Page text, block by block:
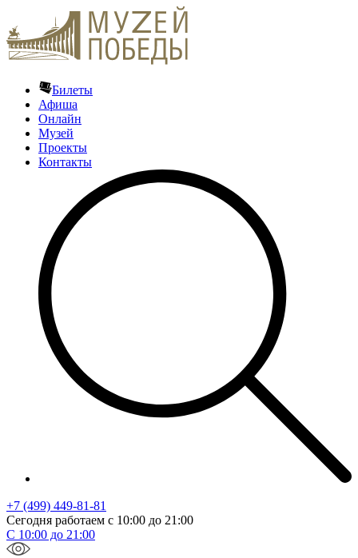
Билеты
Афиша
Онлайн
Музей
Проекты
Контакты
+7 (499) 449-81-81
Сегодня работаем с 10:00 до 21:00
С 10:00 до 21:00